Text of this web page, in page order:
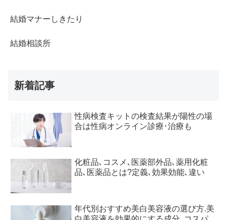
結婚マナーしきたり
結婚相談所
新着記事
性病検査キットの検査結果が陽性の場
合は性病オンライン診療･治療も
化粧品､コスメ､医薬部外品､薬用化粧
品､医薬品とは?定義､効果効能､違い
年代別おすすめ美白美容液の選び方.美